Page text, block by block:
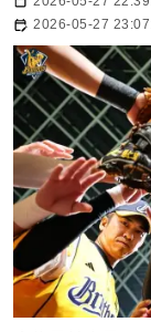
2026-05-27